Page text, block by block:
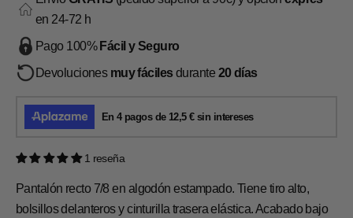
en 24-72 h
Pago 100%Fácil y Seguro
Devoluciones muy fáciles durante 20 días
1 reseña
Pantalón recto 7/8 en algodón estampado. Tiene tiro alto,
bolsillos delanteros y cinturilla trasera elástica. Acabado bajo